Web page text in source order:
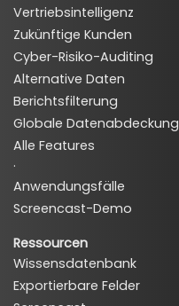
Vertriebsintelligenz
Zukünftige Kunden
Cyber-Risiko-Auditing
Alternative Daten
Berichtsfilterung
Globale Datenabdeckung
Alle Features
·
Anwendungsfälle
Screencast-Demo
Ressourcen
Wissensdatenbank
Exportierbare Felder